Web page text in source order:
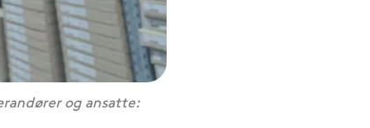
og ansatte: